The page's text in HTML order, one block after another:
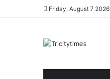
Friday, August 7 2026